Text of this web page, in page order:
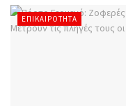
ΕΠΙΚΑΙΡΌΤΗΤΑ